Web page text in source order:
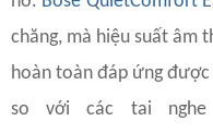
chăng, mà hiệu suất âm
hoàn toàn đáp ứng
so với các tai nghe